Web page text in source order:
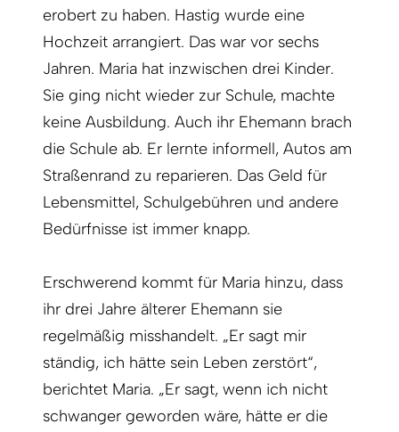
erobert zu haben. Hastig wurde eine
Hochzeit arrangiert. Das war vor sechs
Jahren. Maria hat inzwischen drei Kinder.
Sie ging nicht wieder zur Schule, machte
keine Ausbildung. Auch ihr Ehemann brach
die Schule ab. Er lernte informell, Autos am
Straßenrand zu reparieren. Das Geld für
Lebensmittel, Schulgebühren und andere
Bedürfnisse ist immer knapp.
Erschwerend kommt für Maria hinzu, dass
ihr drei Jahre älterer Ehemann sie
regelmäßig misshandelt. „Er sagt mir
ständig, ich hätte sein Leben zerstört“,
berichtet Maria. „Er sagt, wenn ich nicht
schwanger geworden wäre, hätte er die